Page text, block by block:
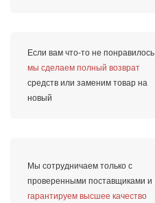
Если вам что-то не понравилось
мы сделаем полный возврат
средств или заменим товар на
новый
Мы сотрудничаем только с
проверенными поставщиками и
гарантируем высшее качество